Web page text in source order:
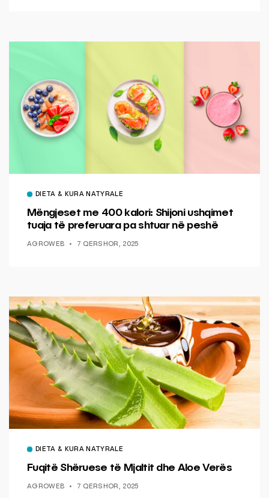
DIETA & KURA NATYRALE
Mëngjeset me 400 kalori: Shijoni ushqimet
tuaja të preferuara pa shtuar në peshë
AGROWEB 7 QERSHOR, 2025
DIETA & KURA NATYRALE
Fuqitë Shëruese të Mjaltit dhe Aloe Verës
AGROWEB 7 QERSHOR, 2025